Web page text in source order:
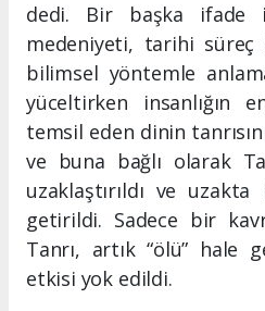
dedi. Bir başka ifade
medeniyeti, tarihi süreç
bilimsel yöntemle
yüceltirken insanlığın
temsil eden dinin
ve buna bağlı olarak
uzaklaştırıldı ve
getirildi. Sadece bir
Tanrı, artık “ölü” hale
etkisi yok edildi.